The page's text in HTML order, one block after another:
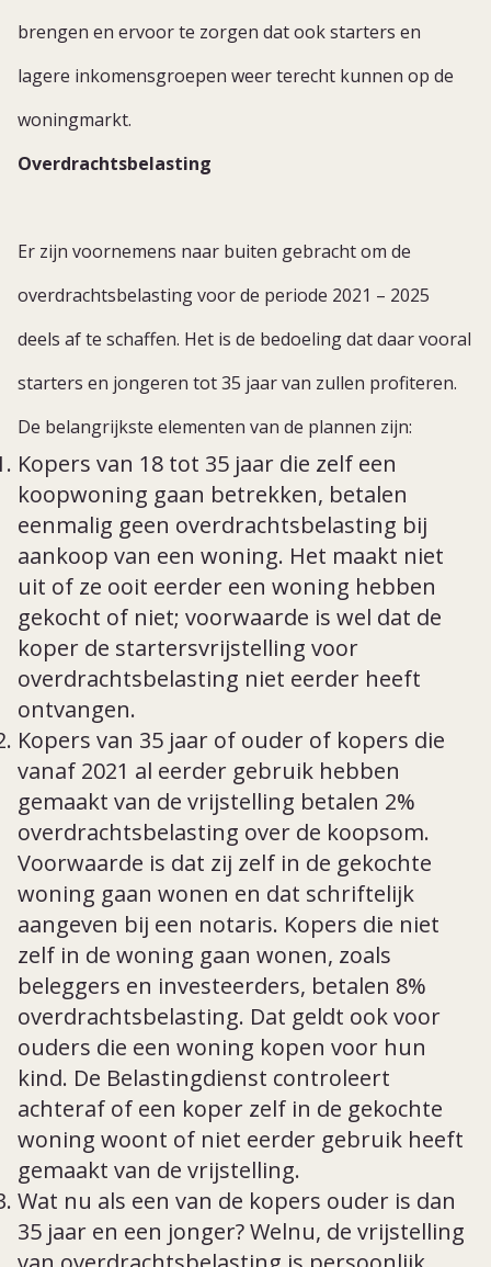
brengen en ervoor te zorgen dat ook starters en
lagere inkomensgroepen weer terecht kunnen op de
woningmarkt.
Overdrachtsbelasting
Er zijn voornemens naar buiten gebracht om de
overdrachtsbelasting voor de periode 2021 – 2025
deels af te schaffen. Het is de bedoeling dat daar vooral
starters en jongeren tot 35 jaar van zullen profiteren.
De belangrijkste elementen van de plannen zijn:
Kopers van 18 tot 35 jaar die zelf een
koopwoning gaan betrekken, betalen
eenmalig geen overdrachtsbelasting bij
aankoop van een woning. Het maakt niet
uit of ze ooit eerder een woning hebben
gekocht of niet; voorwaarde is wel dat de
koper de startersvrijstelling voor
overdrachtsbelasting niet eerder heeft
ontvangen.
Kopers van 35 jaar of ouder of kopers die
vanaf 2021 al eerder gebruik hebben
gemaakt van de vrijstelling betalen 2%
overdrachtsbelasting over de koopsom.
Voorwaarde is dat zij zelf in de gekochte
woning gaan wonen en dat schriftelijk
aangeven bij een notaris. Kopers die niet
zelf in de woning gaan wonen, zoals
beleggers en investeerders, betalen 8%
overdrachtsbelasting. Dat geldt ook voor
ouders die een woning kopen voor hun
kind. De Belastingdienst controleert
achteraf of een koper zelf in de gekochte
woning woont of niet eerder gebruik heeft
gemaakt van de vrijstelling.
Wat nu als een van de kopers ouder is dan
35 jaar en een jonger? Welnu, de vrijstelling